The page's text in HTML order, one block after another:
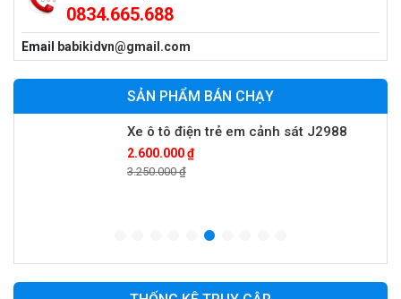
0834.665.688
Email babikidvn@gmail.com
SẢN PHẨM BÁN CHẠY
900.000 ₫
Xe ô tô điện trẻ em cảnh sát J2988
2.600.000 ₫
3.250.000 ₫
Xe ô tô điện trẻ em địa hình M666